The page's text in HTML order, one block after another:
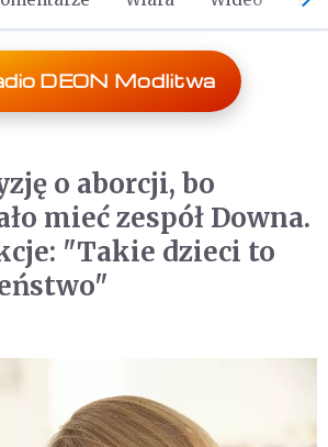
DEON Modlitwa
o aborcji, bo
mieć zespół Downa.
"Takie dzieci to